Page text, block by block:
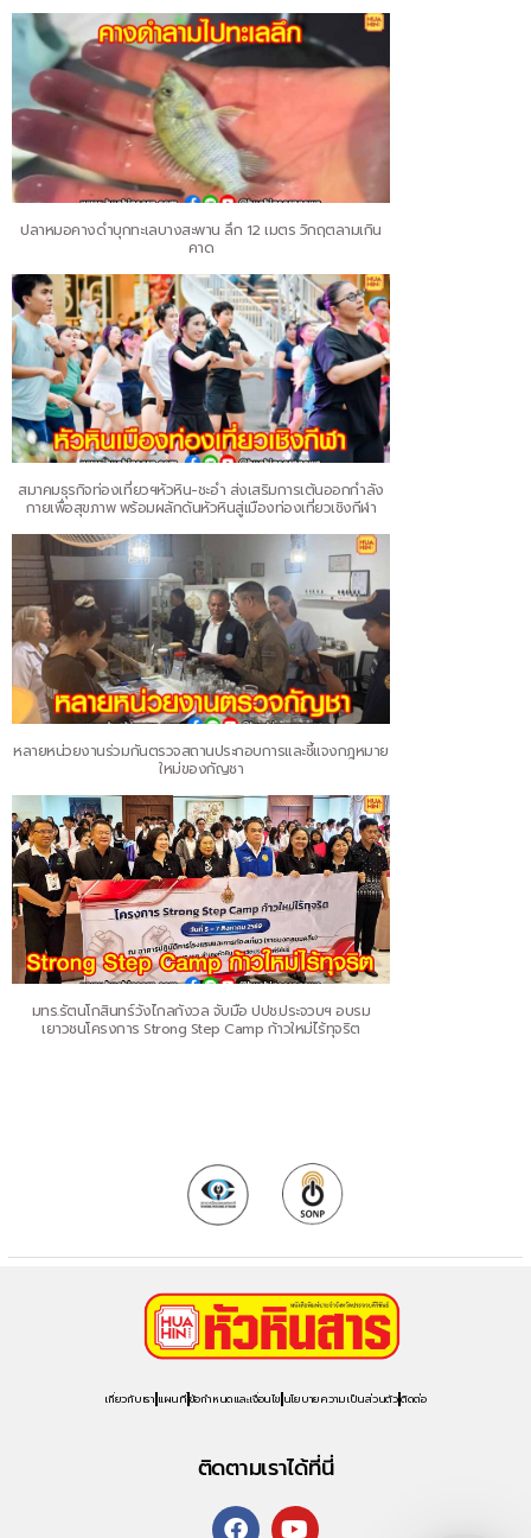
ปลาหมอคางดำบุกทะเลบางสะพาน ลึก 12 เมตร วิกฤตลามเกิน
คาด
สมาคมธุรกิจท่องเที่ยวฯหัวหิน-ชะอำ ส่งเสริมการเต้นออกกำลัง
กายเพื่อสุขภาพ พร้อมผลักดันหัวหินสู่เมืองท่องเที่ยวเชิงกีฬา
หลายหน่วยงานร่วมกันตรวจสถานประกอบการและชี้แจงกฎหมาย
ใหม่ของกัญชา
มทร.รัตนโกสินทร์วังไกลกังวล จับมือ ปปช.ประจวบฯ อบรม
เยาวชนโครงการ Strong Step Camp ก้าวใหม่ไร้ทุจริต
เกี่ยวกับเรา แผนที่ ข้อกำหนดและเงื่อนไข นโยบายความเป็นส่วนตัวติดต่อ
ติดตามเราได้ที่นี่